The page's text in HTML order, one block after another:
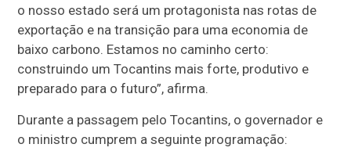
o nosso estado será um protagonista nas rotas de
exportação e na transição para uma economia de
baixo carbono. Estamos no caminho certo:
construindo um Tocantins mais forte, produtivo e
preparado para o futuro”, afirma.
Durante a passagem pelo Tocantins, o governador e
o ministro cumprem a seguinte programação: